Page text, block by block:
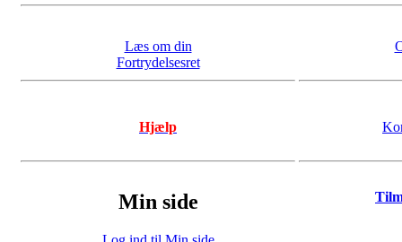
Læs om din
Fortrydelsesret
Hjælp
Min side